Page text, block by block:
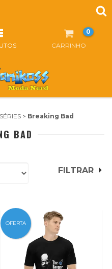
CARRINHO
0
> Breaking Bad
BAD
FILTRAR
OFERTA